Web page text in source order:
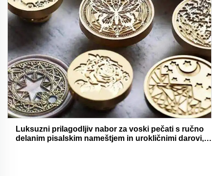
Luksuzni prilagodljiv nabor za voski pečati s ručno
delanim pisalskim nameštjem in urokličnimi darovi,